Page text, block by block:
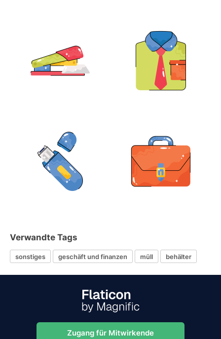
Verwandte Tags
sonstiges geschäft und finanzen müll behälter
Zugang für Mitwirkende